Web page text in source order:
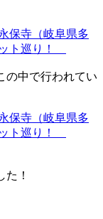
の中で行われてい
！